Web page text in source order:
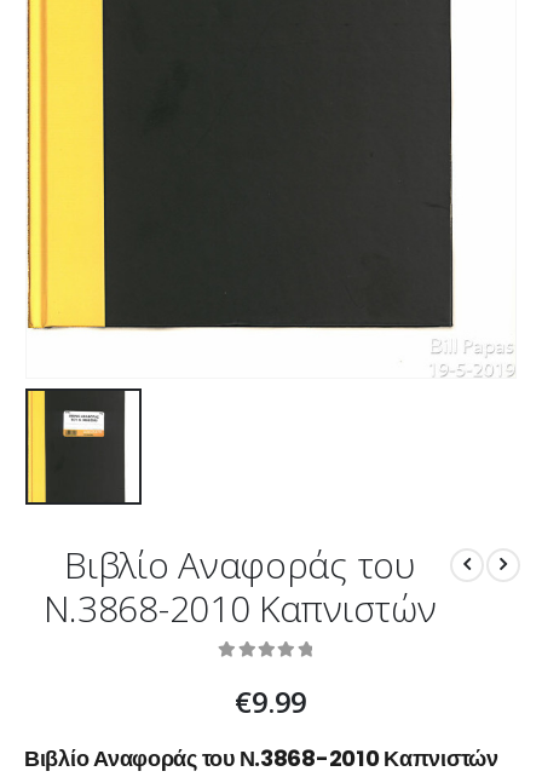
Βιβλίο Αναφοράς του
Ν.3868-2010 Καπνιστών
€9.99
Βιβλίο Αναφοράς του Ν.3868-2010 Καπνιστών